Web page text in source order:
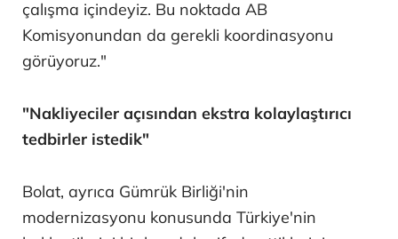
çalışma içindeyiz. Bu noktada AB
Komisyonundan da gerekli koordinasyonu
görüyoruz."
"Nakliyeciler açısından ekstra kolaylaştırıcı
tedbirler istedik"
Bolat, ayrıca Gümrük Birliği'nin
modernizasyonu konusunda Türkiye'nin